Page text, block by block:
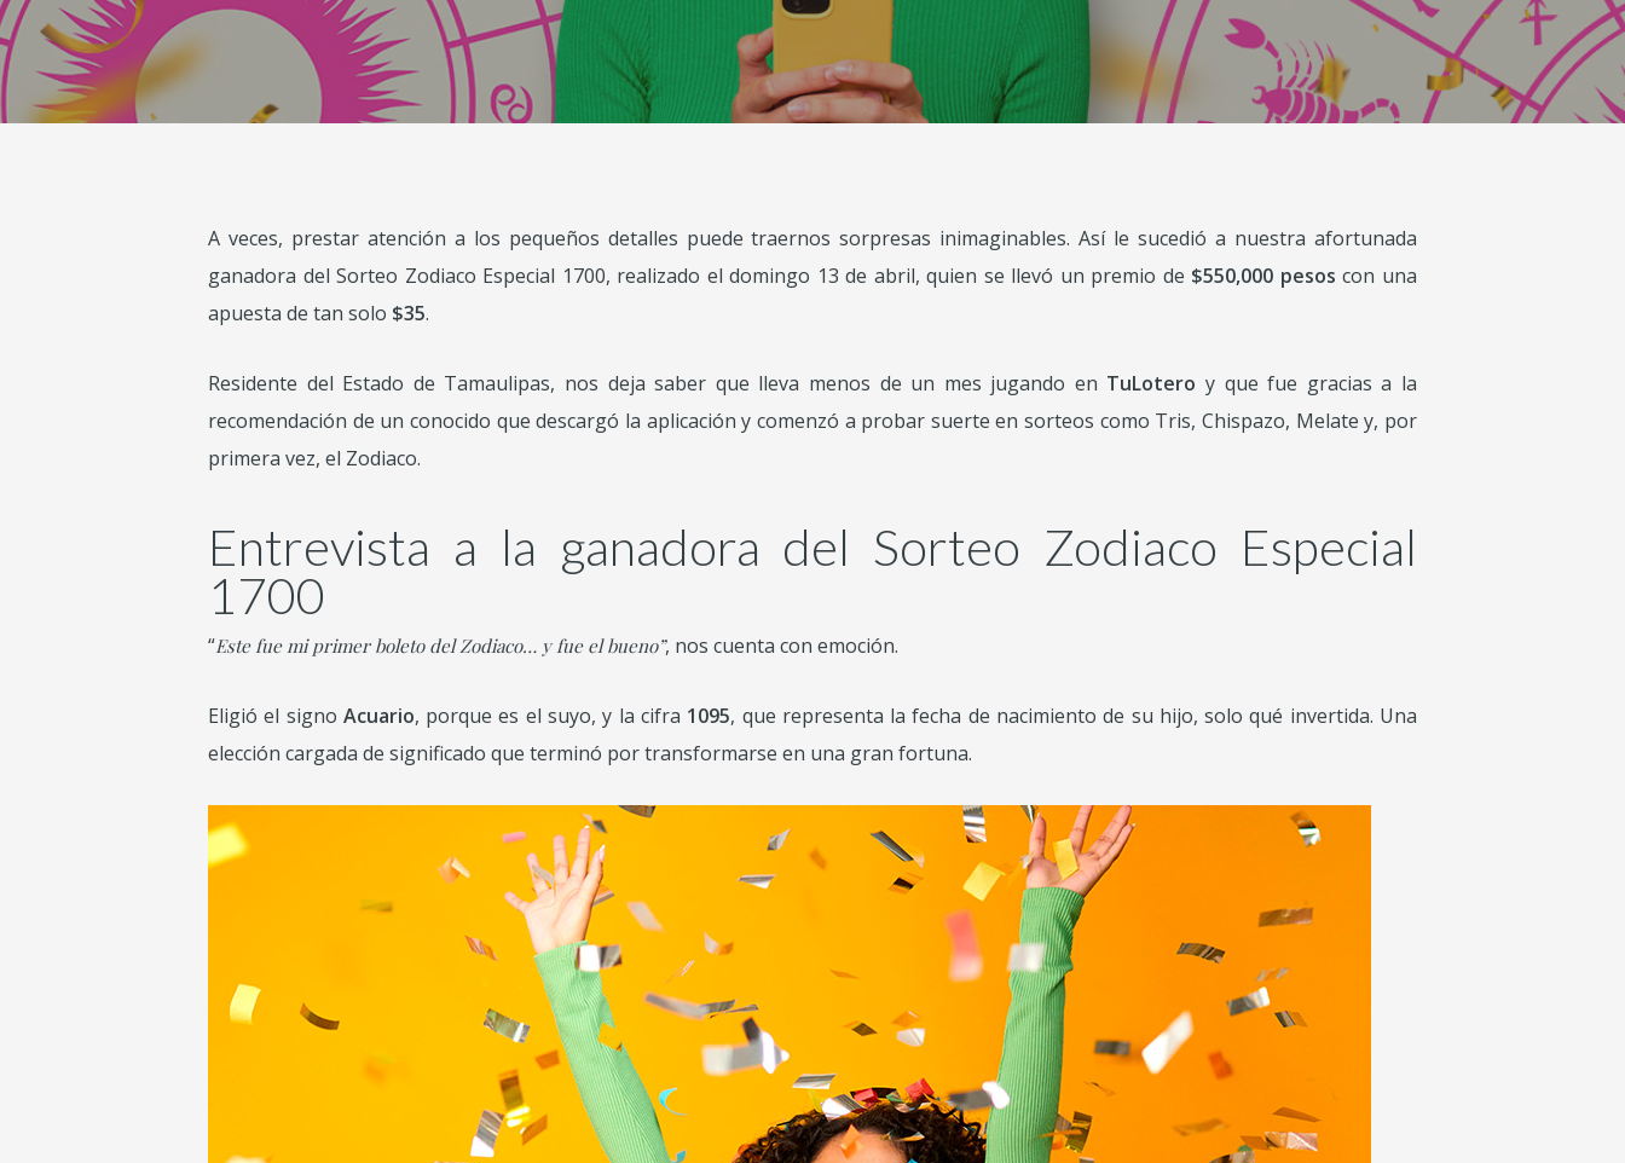
A veces, prestar atención a los pequeños detalles puede traernos sorpresas inimaginables. Así le sucedió a nuestra afortunada
ganadora del Sorteo Zodiaco Especial 1700, realizado el domingo 13 de abril, quien se llevó un premio de $550,000 pesos con una
apuesta de tan solo $35.
Residente del Estado de Tamaulipas, nos deja saber que lleva menos de un mes jugando en TuLotero y que fue gracias a la
recomendación de un conocido que descargó la aplicación y comenzó a probar suerte en sorteos como Tris, Chispazo, Melate y, por
primera vez, el Zodiaco.
Entrevista a la ganadora del Sorteo Zodiaco Especial
1700
“Este fue mi primer boleto del Zodiaco… y fue el bueno”, nos cuenta con emoción.
Eligió el signo Acuario, porque es el suyo, y la cifra 1095, que representa la fecha de nacimiento de su hijo, solo qué invertida. Una
elección cargada de significado que terminó por transformarse en una gran fortuna.